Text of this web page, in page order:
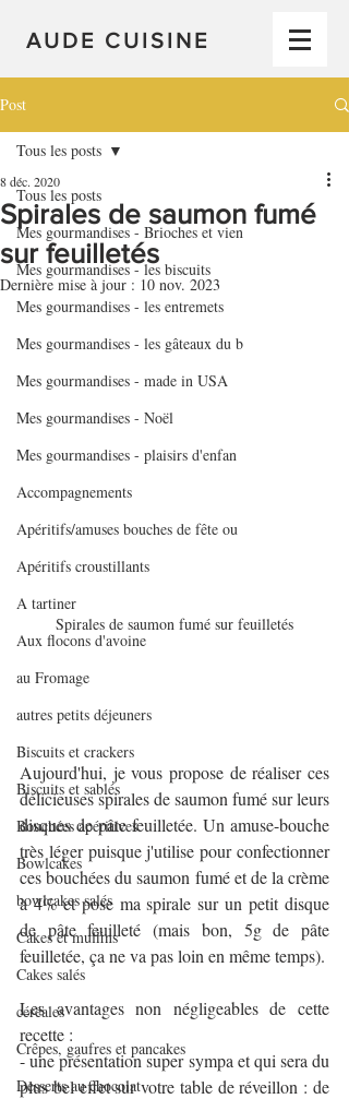
AUDE CUISINE
Post
Tous les posts
Mes gourmandises - Brioches et vien
Mes gourmandises - les biscuits
Mes gourmandises - les entremets
Mes gourmandises - les gâteaux du b
Mes gourmandises - made in USA
Mes gourmandises - Noël
Mes gourmandises - plaisirs d'enfan
Accompagnements
Apéritifs/amuses bouches de fête ou
Apéritifs croustillants
A tartiner
Aux flocons d'avoine
au Fromage
autres petits déjeuners
Biscuits et crackers
Biscuits et sablés
Bouchées apéritives
Bowlcakes
bowlcakes salés
Cakes et muffins
Cakes salés
céréales
Crêpes, gaufres et pancakes
Desserts au chocolat
Tous les posts
Spirales de saumon fumé
sur feuilletés
8 déc. 2020
Dernière mise à jour : 10 nov. 2023
Spirales de saumon fumé sur feuilletés
Aujourd'hui, je vous propose de réaliser ces
délicieuses spirales de saumon fumé sur leurs
disques de pâte feuilletée. Un amuse-bouche
très léger puisque j'utilise pour confectionner
ces bouchées du saumon fumé et de la crème
à 4% et pose ma spirale sur un petit disque
de pâte feuilleté (mais bon, 5g de pâte
feuilletée, ça ne va pas loin en même temps).
Les avantages non négligeables de cette
recette :
- une présentation super sympa et qui sera du
plus bel effet sur votre table de réveillon : de